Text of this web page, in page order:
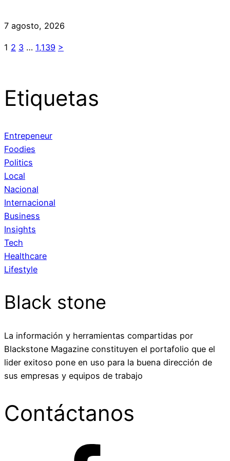
7 agosto, 2026
1 2 3 … 1,139 >
Etiquetas
Entrepeneur
Foodies
Politics
Local
Nacional
Internacional
Business
Insights
Tech
Healthcare
Lifestyle
Black stone
La información y herramientas compartidas por
Blackstone Magazine constituyen el portafolio que el
lider exitoso pone en uso para la buena dirección de
sus empresas y equipos de trabajo
Contáctanos